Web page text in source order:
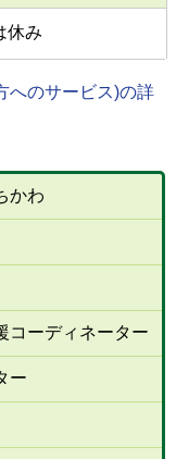
かわ
コーディネーター
ー
休み
へのサービス)の詳